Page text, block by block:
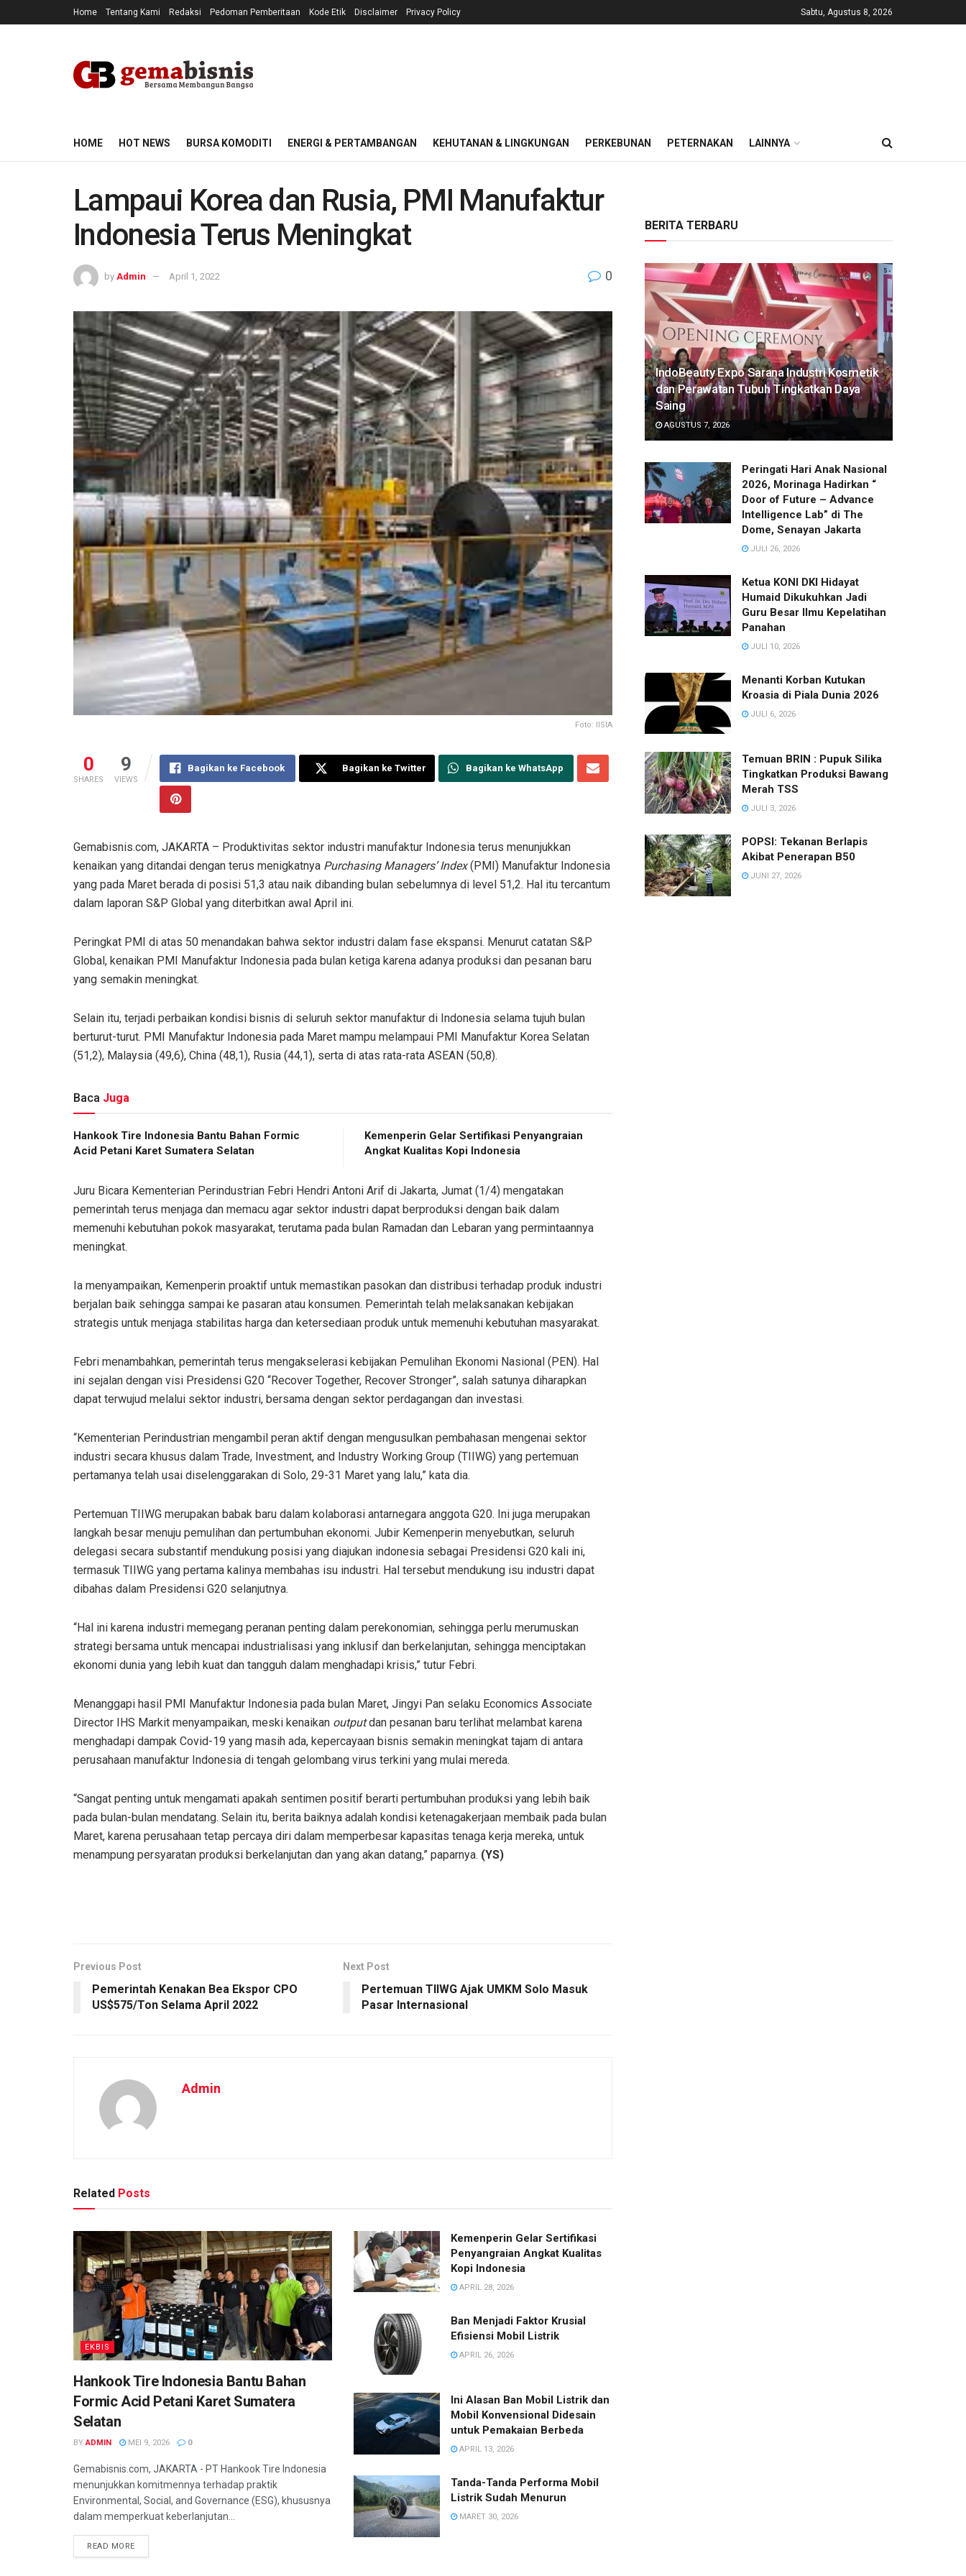
Home Tentang Kami Redaksi Pedoman Pemberitaan Kode Etik Disclaimer Privacy Policy Sabtu, Agustus 8, 2026
HOME HOT NEWS BURSA KOMODITI ENERGI & PERTAMBANGAN KEHUTANAN & LINGKUNGAN PERKEBUNAN PETERNAKAN LAINNYA
Lampaui Korea dan Rusia, PMI Manufaktur
Indonesia Terus Meningkat
by Admin April 1, 2022 0
Foto: IISIA
0
SHARES
9
VIEWS
Bagikan ke Facebook Bagikan ke Twitter Bagikan ke WhatsApp
Gemabisnis.com, JAKARTA – Produktivitas sektor industri manufaktur Indonesia terus menunjukkan
kenaikan yang ditandai dengan terus menigkatnya Purchasing Managers’ Index(PMI) Manufaktur Indonesia
yang pada Maret berada di posisi 51,3 atau naik dibanding bulan sebelumnya di level 51,2. Hal itu tercantum
dalam laporan S&P Global yang diterbitkan awal April ini.
Peringkat PMI di atas 50 menandakan bahwa sektor industri dalam fase ekspansi. Menurut catatan S&P
Global, kenaikan PMI Manufaktur Indonesia pada bulan ketiga karena adanya produksi dan pesanan baru
yang semakin meningkat.
Selain itu, terjadi perbaikan kondisi bisnis di seluruh sektor manufaktur di Indonesia selama tujuh bulan
berturut-turut. PMI Manufaktur Indonesia pada Maret mampu melampaui PMI Manufaktur Korea Selatan
(51,2), Malaysia (49,6), China (48,1), Rusia (44,1), serta di atas rata-rata ASEAN (50,8).
Baca Juga
Hankook Tire Indonesia Bantu Bahan Formic
Acid Petani Karet Sumatera Selatan
Kemenperin Gelar Sertifikasi Penyangraian
Angkat Kualitas Kopi Indonesia
Juru Bicara Kementerian Perindustrian Febri Hendri Antoni Arif di Jakarta, Jumat (1/4) mengatakan
pemerintah terus menjaga dan memacu agar sektor industri dapat berproduksi dengan baik dalam
memenuhi kebutuhan pokok masyarakat, terutama pada bulan Ramadan dan Lebaran yang permintaannya
meningkat.
Ia menyampaikan, Kemenperin proaktif untuk memastikan pasokan dan distribusi terhadap produk industri
berjalan baik sehingga sampai ke pasaran atau konsumen. Pemerintah telah melaksanakan kebijakan
strategis untuk menjaga stabilitas harga dan ketersediaan produk untuk memenuhi kebutuhan masyarakat.
Febri menambahkan, pemerintah terus mengakselerasi kebijakan Pemulihan Ekonomi Nasional (PEN). Hal
ini sejalan dengan visi Presidensi G20 “Recover Together, Recover Stronger”, salah satunya diharapkan
dapat terwujud melalui sektor industri, bersama dengan sektor perdagangan dan investasi.
“Kementerian Perindustrian mengambil peran aktif dengan mengusulkan pembahasan mengenai sektor
industri secara khusus dalam Trade, Investment, and Industry Working Group (TIIWG) yang pertemuan
pertamanya telah usai diselenggarakan di Solo, 29-31 Maret yang lalu,” kata dia.
Pertemuan TIIWG merupakan babak baru dalam kolaborasi antarnegara anggota G20. Ini juga merupakan
langkah besar menuju pemulihan dan pertumbuhan ekonomi. Jubir Kemenperin menyebutkan, seluruh
delegasi secara substantif mendukung posisi yang diajukan indonesia sebagai Presidensi G20 kali ini,
termasuk TIIWG yang pertama kalinya membahas isu industri. Hal tersebut mendukung isu industri dapat
dibahas dalam Presidensi G20 selanjutnya.
“Hal ini karena industri memegang peranan penting dalam perekonomian, sehingga perlu merumuskan
strategi bersama untuk mencapai industrialisasi yang inklusif dan berkelanjutan, sehingga menciptakan
ekonomi dunia yang lebih kuat dan tangguh dalam menghadapi krisis,” tutur Febri.
Menanggapi hasil PMI Manufaktur Indonesia pada bulan Maret, Jingyi Pan selaku Economics Associate
Director IHS Markit menyampaikan, meski kenaikan outputdan pesanan baru terlihat melambat karena
menghadapi dampak Covid-19 yang masih ada, kepercayaan bisnis semakin meningkat tajam di antara
perusahaan manufaktur Indonesia di tengah gelombang virus terkini yang mulai mereda.
“Sangat penting untuk mengamati apakah sentimen positif berarti pertumbuhan produksi yang lebih baik
pada bulan-bulan mendatang. Selain itu, berita baiknya adalah kondisi ketenagakerjaan membaik pada bulan
Maret, karena perusahaan tetap percaya diri dalam memperbesar kapasitas tenaga kerja mereka, untuk
menampung persyaratan produksi berkelanjutan dan yang akan datang,” paparnya. (YS)
Previous Post
Pemerintah Kenakan Bea Ekspor CPO
US$575/Ton Selama April 2022
Next Post
Pertemuan TIIWG Ajak UMKM Solo Masuk
Pasar Internasional
Admin
Related Posts
EKBIS
Hankook Tire Indonesia Bantu Bahan
Formic Acid Petani Karet Sumatera
Selatan
BY ADMIN MEI 9, 2026 0
Gemabisnis.com, JAKARTA - PT Hankook Tire Indonesia
menunjukkan komitmennya terhadap praktik
Environmental, Social, and Governance (ESG), khususnya
dalam memperkuat keberlanjutan...
READ MORE
Kemenperin Gelar Sertifikasi
Penyangraian Angkat Kualitas
Kopi Indonesia
APRIL 28, 2026
Ban Menjadi Faktor Krusial
Efisiensi Mobil Listrik
APRIL 26, 2026
Ini Alasan Ban Mobil Listrik dan
Mobil Konvensional Didesain
untuk Pemakaian Berbeda
APRIL 13, 2026
Tanda-Tanda Performa Mobil
Listrik Sudah Menurun
MARET 30, 2026
BERITA TERBARU
IndoBeauty Expo Sarana Industri Kosmetik
dan Perawatan Tubuh Tingkatkan Daya
Saing
AGUSTUS 7, 2026
Peringati Hari Anak Nasional
2026, Morinaga Hadirkan “
Door of Future – Advance
Intelligence Lab” di The
Dome, Senayan Jakarta
JULI 26, 2026
Ketua KONI DKI Hidayat
Humaid Dikukuhkan Jadi
Guru Besar Ilmu Kepelatihan
Panahan
JULI 10, 2026
Menanti Korban Kutukan
Kroasia di Piala Dunia 2026
JULI 6, 2026
Temuan BRIN : Pupuk Silika
Tingkatkan Produksi Bawang
Merah TSS
JULI 3, 2026
POPSI: Tekanan Berlapis
Akibat Penerapan B50
JUNI 27, 2026